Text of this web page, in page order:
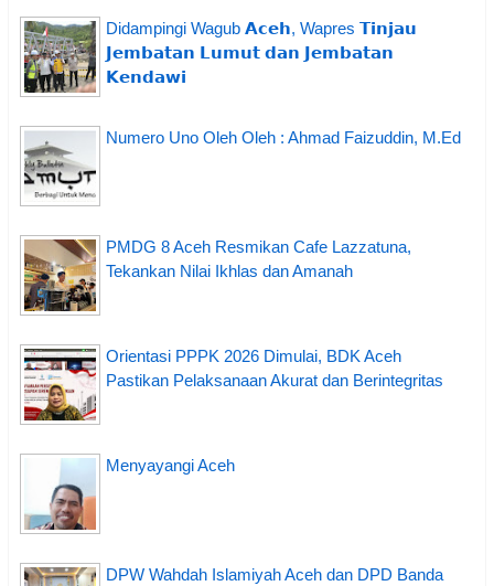
Didampingi Wagub 𝗔𝗰𝗲𝗵, Wapres 𝗧𝗶𝗻𝗷𝗮𝘂
𝗝𝗲𝗺𝗯𝗮𝘁𝗮𝗻 𝗟𝘂𝗺𝘂𝘁 𝗱𝗮𝗻 𝗝𝗲𝗺𝗯𝗮𝘁𝗮𝗻
𝗞𝗲𝗻𝗱𝗮𝘄𝗶
Numero Uno Oleh Oleh : Ahmad Faizuddin, M.Ed
PMDG 8 Aceh Resmikan Cafe Lazzatuna,
Tekankan Nilai Ikhlas dan Amanah
Orientasi PPPK 2026 Dimulai, BDK Aceh
Pastikan Pelaksanaan Akurat dan Berintegritas
Menyayangi Aceh
DPW Wahdah Islamiyah Aceh dan DPD Banda